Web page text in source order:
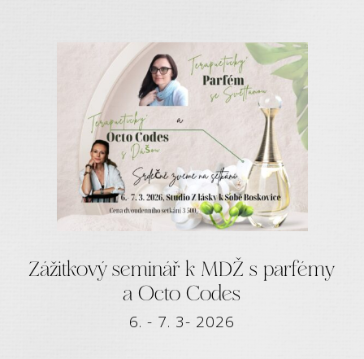
Zážitkový seminář k MDŽ s parfémy
a Octo Codes
6. - 7. 3- 2026